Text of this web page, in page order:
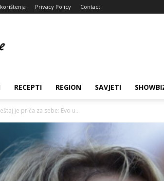
Privacy Policy Contact
RECEPTI REGION SAVJETI
je priča za sebe: Evo u...